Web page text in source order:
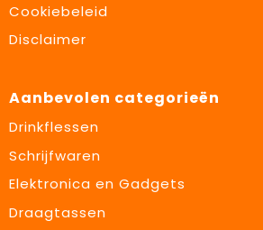
Cookiebeleid
Disclaimer
Aanbevolen categorieën
Drinkflessen
Schrijfwaren
Elektronica en Gadgets
Draagtassen